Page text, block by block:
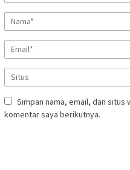
Simpan nama, email, dan
komentar saya berikutnya.